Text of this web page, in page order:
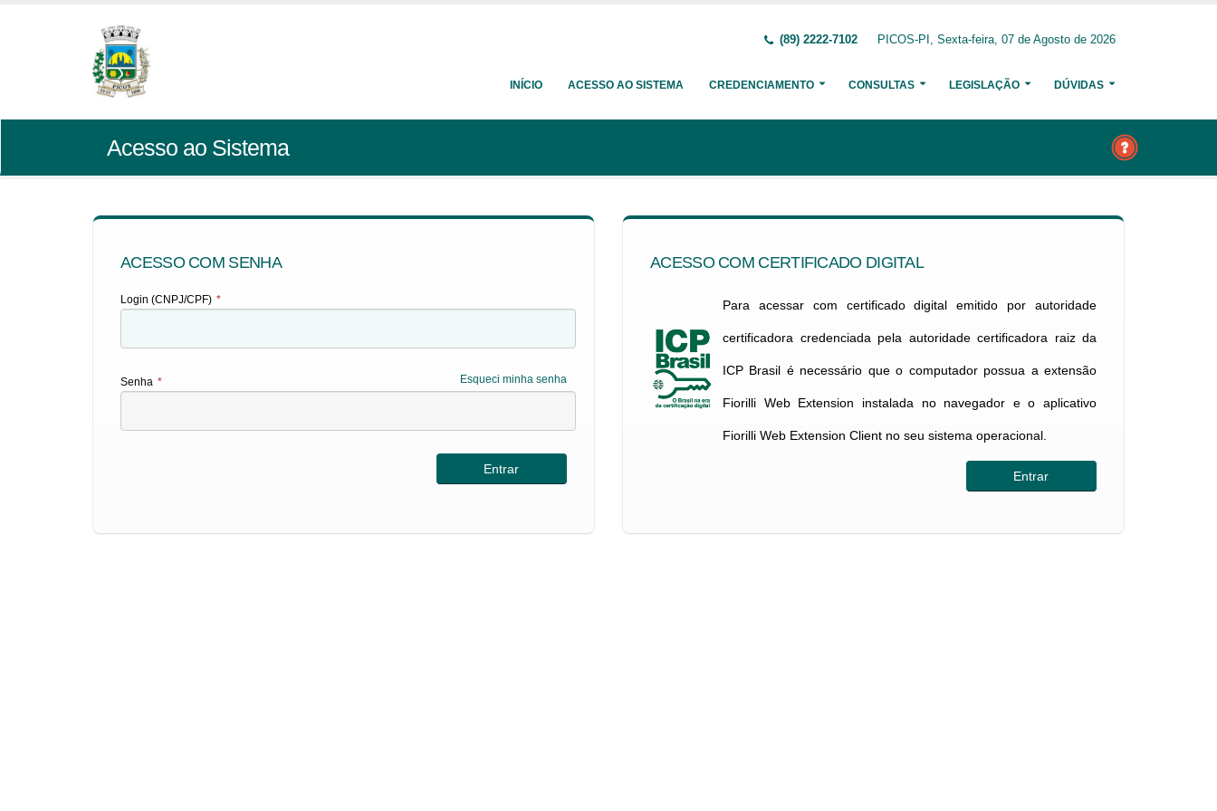
(89) 2222-7102 PICOS-PI, Sexta-feira, 07 de Agosto de 2026
INÍCIO ACESSO AO SISTEMA CREDENCIAMENTO CONSULTAS LEGISLAÇÃO DÚVIDAS
Acesso ao Sistema
ACESSO COM SENHA
Login (CNPJ/CPF) *
Esqueci minha senha
Senha *
ACESSO COM CERTIFICADO DIGITAL
Para acessar com certificado digital emitido por autoridade
certificadora credenciada pela autoridade certificadora raiz da
ICP Brasil é necessário que o computador possua a extensão
Fiorilli Web Extension instalada no navegador e o aplicativo
Fiorilli Web Extension Client no seu sistema operacional.